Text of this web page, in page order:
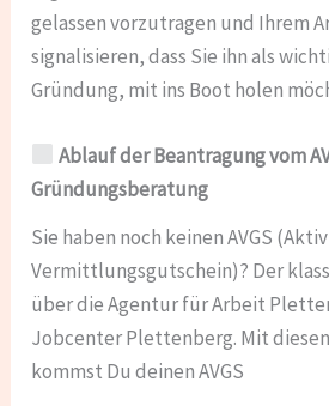
gelassen vorzutragen und Ihrem
signalisieren, dass Sie ihn als
Gründung, mit ins Boot holen
Ablauf der Beantragung vom
Gründungsberatung
Sie haben noch keinen AVGS
Vermittlungsgutschein)? Der
über die Agentur für Arbeit
Jobcenter Plettenberg. Mit
kommst Du deinen AVGS